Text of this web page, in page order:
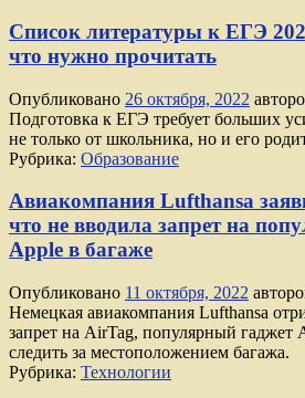
Список литературы к ЕГЭ
что нужно прочитать
Опубликовано 26 октября, 2022
Подготовка к ЕГЭ требует больших
не только от школьника, но и его
Рубрика: Образование
Авиакомпания Lufthansa
что не вводила запрет на
Apple в багаже
Опубликовано 11 октября, 2022
Немецкая авиакомпания Lufthansa
запрет на AirTag, популярный гаджет
следить за местоположением багажа.
Рубрика: Технологии